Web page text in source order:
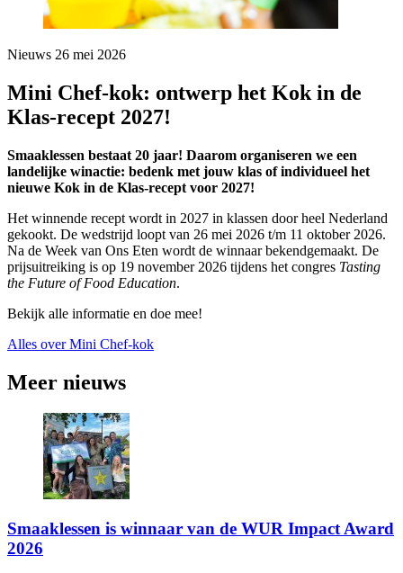
Nieuws 26 mei 2026
Mini Chef-kok: ontwerp het Kok in de
Klas-recept 2027!
Smaaklessen bestaat 20 jaar! Daarom organiseren we een
landelijke winactie: bedenk met jouw klas of individueel het
nieuwe Kok in de Klas-recept voor 2027!
Het winnende recept wordt in 2027 in klassen door heel Nederland
gekookt. De wedstrijd loopt van 26 mei 2026 t/m 11 oktober 2026.
Na de Week van Ons Eten wordt de winnaar bekendgemaakt. De
prijsuitreiking is op 19 november 2026 tijdens het congres Tasting
the Future of Food Education.
Bekijk alle informatie en doe mee!
Alles over Mini Chef-kok
Meer nieuws
Smaaklessen is winnaar van de WUR Impact Award
2026